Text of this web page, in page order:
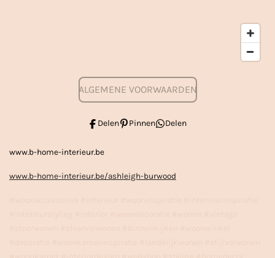
ALGEMENE VOORWAARDEN
Delen Pinnen Delen
www.b-home-interieur.be
www.b-home-interieur.be/ashleigh-burwood